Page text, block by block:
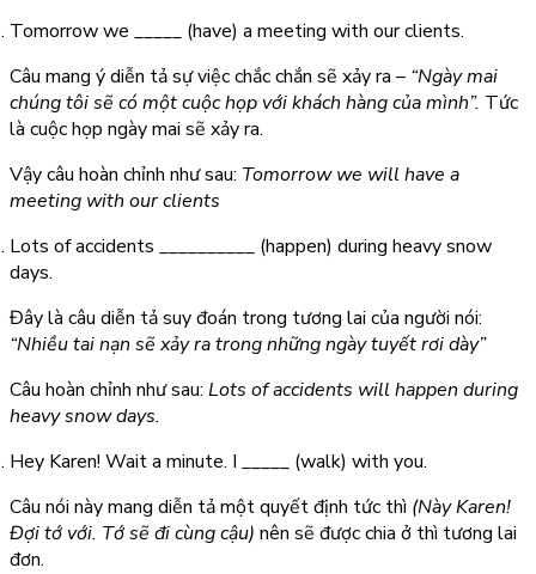
Tomorrow we _____ (have) a meeting with our clients.
Câu mang ý diễn tả sự việc chắc chắn sẽ xảy ra – “Ngày mai
chúng tôi sẽ có một cuộc họp với khách hàng của mình”. Tức
là cuộc họp ngày mai sẽ xảy ra.
Vậy câu hoàn chỉnh như sau: Tomorrow we will have a
meeting with our clients
Lots of accidents __________ (happen) during heavy snow
days.
Đây là câu diễn tả suy đoán trong tương lai của người nói:
“Nhiều tai nạn sẽ xảy ra trong những ngày tuyết rơi dày”
Câu hoàn chỉnh như sau: Lots of accidents will happen during
heavy snow days.
Hey Karen! Wait a minute. I _____ (walk) with you.
Câu nói này mang diễn tả một quyết định tức thì (Này Karen!
Đợi tớ với. Tớ sẽ đi cùng cậu) nên sẽ được chia ở thì tương lai
đơn.